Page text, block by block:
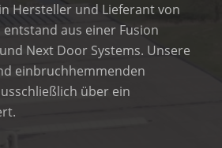
Hersteller und Lieferant von
aus einer Fusion
Next Door Systems. Unsere
einbruchhemmenden
über ein